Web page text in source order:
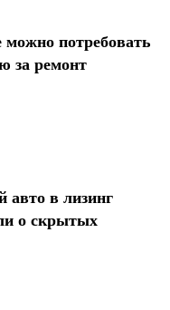
можно потребовать
за ремонт
авто в лизинг
о скрытых